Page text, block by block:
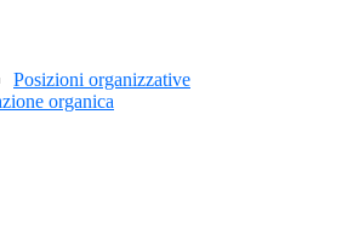
Posizioni organizzative
organica